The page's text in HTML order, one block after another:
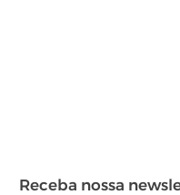
Receba nossa